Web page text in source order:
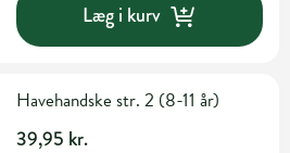
Læg i kurv
Havehandske str. 2 (8-11 år)
39,95 kr.